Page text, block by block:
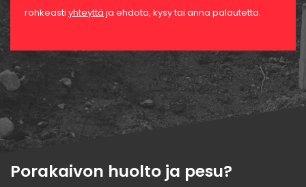
rohkeasti yhteyttä ja ehdota, kysy tai anna palautetta.
Porakaivon huolto ja pesu?